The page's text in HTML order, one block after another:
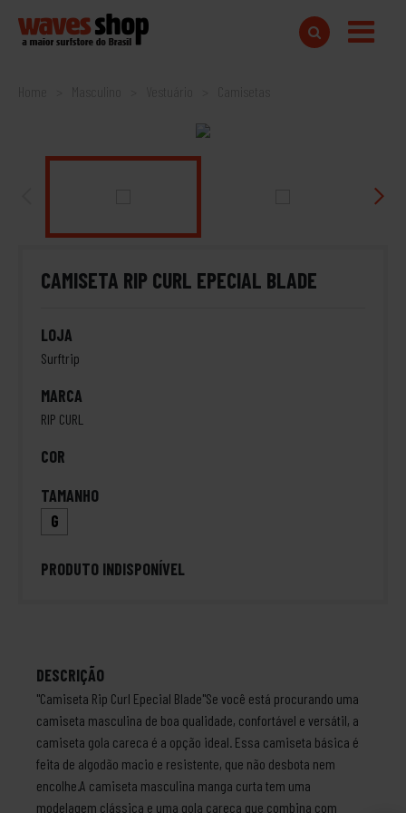
Home Camisetas
CAMISETA RIP CURL EPECIAL BLADE
LOJA
Surftrip
MARCA
RIP CURL
COR
TAMANHO
G
PRODUTO INDISPONÍVEL
DESCRIÇÃO
"Camiseta Rip Curl Epecial Blade"Se você está procurando uma
camiseta masculina de boa qualidade, confortável e versátil, a
camiseta gola careca é a opção ideal. Essa camiseta básica é
feita de algodão macio e resistente, que não desbota nem
encolhe.A camiseta masculina manga curta tem uma
modelagem clássica e uma gola careca que combina com